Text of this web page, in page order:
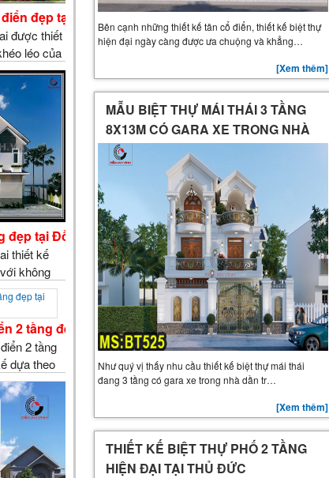
đẹp tại Đồng Nai
được thiết
léo của
chúng tôi.
điểm mạnh
thiết kế cổ
đẹp tại Đồng Nai
thiết kế
không
mát,
ích bố trí
chủ, khu
ngủ thiết
tốt nhằm
cho gia
2 tầng đẹp tại Sài Gòn
2 tầng
dựa theo
nhất Sài
phẩm về
2 tầng đẹp
Bên cạnh những thiết kế tân cổ điển, thiết kế biệt thự
hiện đại ngày càng được ưa chuộng và khẳng…
[Xem thêm]
MẪU BIỆT THỰ MÁI THÁI 3 TẦNG
8X13M CÓ GARA XE TRONG NHÀ
Như quý vị thấy nhu cầu thiết kế biệt thự mái thái
đang 3 tầng có gara xe trong nhà dần tr…
[Xem thêm]
THIẾT KẾ BIỆT THỰ PHỐ 2 TẦNG
HIỆN ĐẠI TẠI THỦ ĐỨC